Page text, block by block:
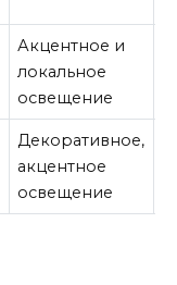
Акцентное и
локальное
освещение
Декоративное,
акцентное
освещение